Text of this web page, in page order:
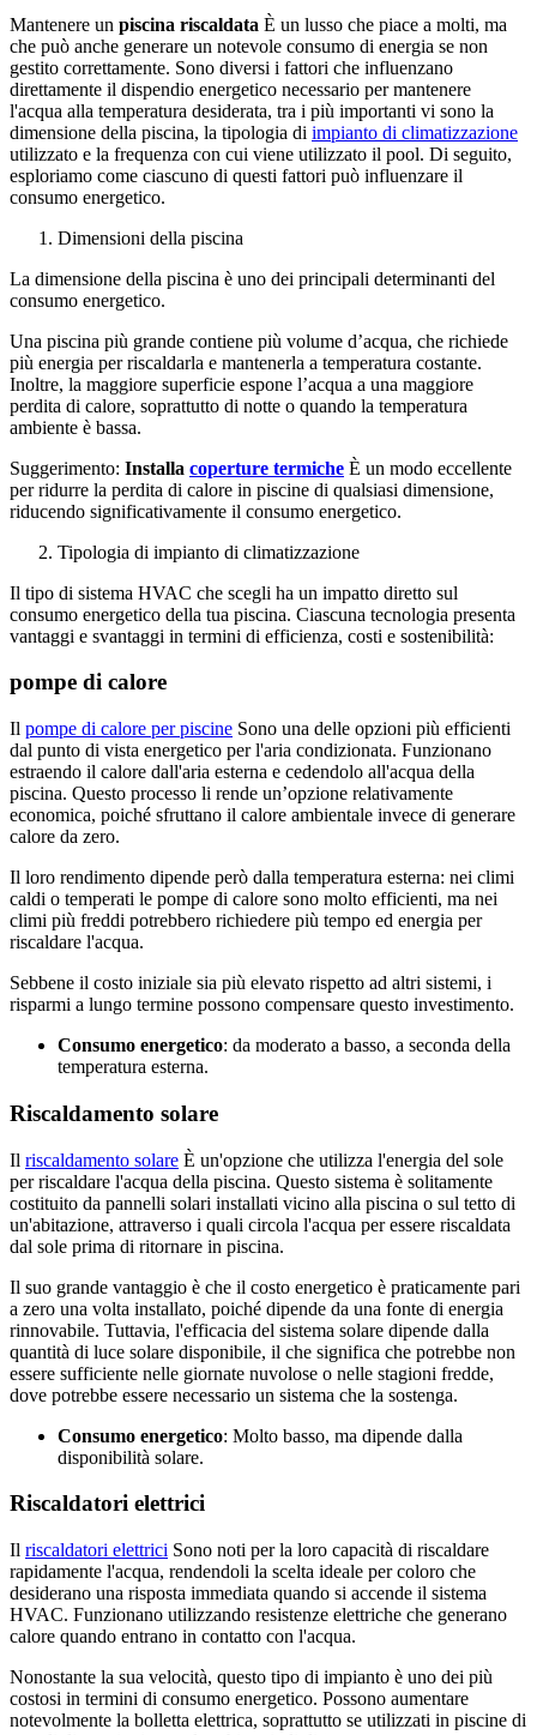
Mantenere un piscina riscaldata È un lusso che piace a molti, ma
che può anche generare un notevole consumo di energia se non
gestito correttamente. Sono diversi i fattori che influenzano
direttamente il dispendio energetico necessario per mantenere
l'acqua alla temperatura desiderata, tra i più importanti vi sono la
dimensione della piscina, la tipologia di impianto di climatizzazione
utilizzato e la frequenza con cui viene utilizzato il pool. Di seguito,
esploriamo come ciascuno di questi fattori può influenzare il
consumo energetico.
Dimensioni della piscina
La dimensione della piscina è uno dei principali determinanti del
consumo energetico.
Una piscina più grande contiene più volume d’acqua, che richiede
più energia per riscaldarla e mantenerla a temperatura costante.
Inoltre, la maggiore superficie espone l’acqua a una maggiore
perdita di calore, soprattutto di notte o quando la temperatura
ambiente è bassa.
Suggerimento: Installa coperture termiche È un modo eccellente
per ridurre la perdita di calore in piscine di qualsiasi dimensione,
riducendo significativamente il consumo energetico.
Tipologia di impianto di climatizzazione
Il tipo di sistema HVAC che scegli ha un impatto diretto sul
consumo energetico della tua piscina. Ciascuna tecnologia presenta
vantaggi e svantaggi in termini di efficienza, costi e sostenibilità:
pompe di calore
Il pompe di calore per piscine Sono una delle opzioni più efficienti
dal punto di vista energetico per l'aria condizionata. Funzionano
estraendo il calore dall'aria esterna e cedendolo all'acqua della
piscina. Questo processo li rende un’opzione relativamente
economica, poiché sfruttano il calore ambientale invece di generare
calore da zero.
Il loro rendimento dipende però dalla temperatura esterna: nei climi
caldi o temperati le pompe di calore sono molto efficienti, ma nei
climi più freddi potrebbero richiedere più tempo ed energia per
riscaldare l'acqua.
Sebbene il costo iniziale sia più elevato rispetto ad altri sistemi, i
risparmi a lungo termine possono compensare questo investimento.
Consumo energetico: da moderato a basso, a seconda della
temperatura esterna.
Riscaldamento solare
Il riscaldamento solare È un'opzione che utilizza l'energia del sole
per riscaldare l'acqua della piscina. Questo sistema è solitamente
costituito da pannelli solari installati vicino alla piscina o sul tetto di
un'abitazione, attraverso i quali circola l'acqua per essere riscaldata
dal sole prima di ritornare in piscina.
Il suo grande vantaggio è che il costo energetico è praticamente pari
a zero una volta installato, poiché dipende da una fonte di energia
rinnovabile. Tuttavia, l'efficacia del sistema solare dipende dalla
quantità di luce solare disponibile, il che significa che potrebbe non
essere sufficiente nelle giornate nuvolose o nelle stagioni fredde,
dove potrebbe essere necessario un sistema che la sostenga.
Consumo energetico: Molto basso, ma dipende dalla
disponibilità solare.
Riscaldatori elettrici
Il riscaldatori elettrici Sono noti per la loro capacità di riscaldare
rapidamente l'acqua, rendendoli la scelta ideale per coloro che
desiderano una risposta immediata quando si accende il sistema
HVAC. Funzionano utilizzando resistenze elettriche che generano
calore quando entrano in contatto con l'acqua.
Nonostante la sua velocità, questo tipo di impianto è uno dei più
costosi in termini di consumo energetico. Possono aumentare
notevolmente la bolletta elettrica, soprattutto se utilizzati in piscine di